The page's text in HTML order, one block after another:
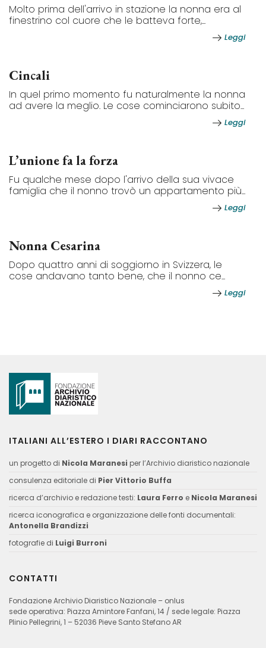
Molto prima dell'arrivo in stazione la nonna era al
finestrino col cuore che le batteva forte,...
Leggi
Cincali
In quel primo momento fu naturalmente la nonna
ad avere la meglio. Le cose cominciarono subito...
Leggi
L’unione fa la forza
Fu qualche mese dopo l'arrivo della sua vivace
famiglia che il nonno trovò un appartamento più...
Leggi
Nonna Cesarina
Dopo quattro anni di soggiorno in Svizzera, le
cose andavano tanto bene, che il nonno ce...
Leggi
ITALIANI ALL’ESTERO I DIARI RACCONTANO
un progetto di Nicola Maranesi per l’Archivio diaristico nazionale
consulenza editoriale di Pier Vittorio Buffa
ricerca d’archivio e redazione testi: Laura Ferro e Nicola Maranesi
ricerca iconografica e organizzazione delle fonti documentali:
Antonella Brandizzi
fotografie di Luigi Burroni
CONTATTI
Fondazione Archivio Diaristico Nazionale – onlus
sede operativa: Piazza Amintore Fanfani, 14 / sede legale: Piazza
Plinio Pellegrini, 1 – 52036 Pieve Santo Stefano AR